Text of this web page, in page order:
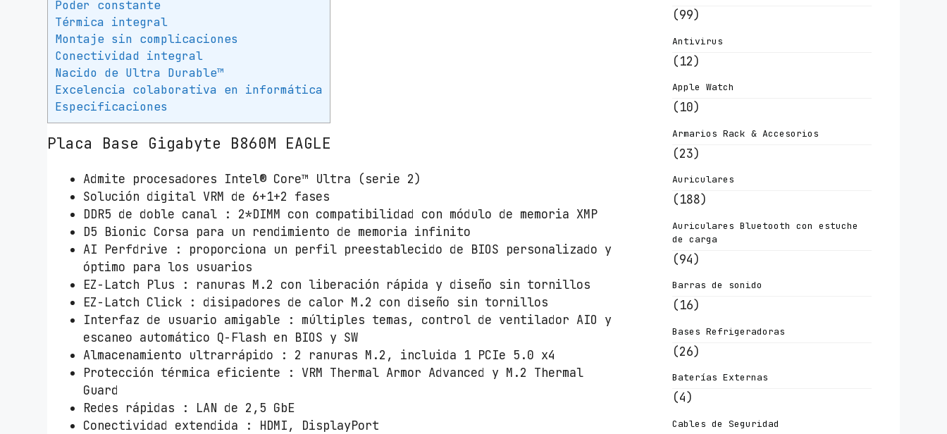
S
c
k
e
1
8
5
1
/
M
r
Poder constante
Térmica integral
Montaje sin complicaciones
Conectividad integral
Nacido de Ultra Durable™
Excelencia colaborativa en informática
Especificaciones
Placa Base Gigabyte B860M EAGLE
Admite procesadores Intel® Core™ Ultra (serie 2)
Solución digital VRM de 6+1+2 fases
DDR5 de doble canal : 2*DIMM con compatibilidad con módulo de memoria XMP
D5 Bionic Corsa para un rendimiento de memoria infinito
AI Perfdrive : proporciona un perfil preestablecido de BIOS personalizado y
óptimo para los usuarios
EZ-Latch Plus : ranuras M.2 con liberación rápida y diseño sin tornillos
EZ-Latch Click : disipadores de calor M.2 con diseño sin tornillos
Interfaz de usuario amigable : múltiples temas, control de ventilador AIO y
escaneo automático Q-Flash en BIOS y SW
Almacenamiento ultrarrápido : 2 ranuras M.2, incluida 1 PCIe 5.0 x4
Protección térmica eficiente : VRM Thermal Armor Advanced y M.2 Thermal
Guard
Redes rápidas : LAN de 2,5 GbE
Conectividad extendida : HDMI, DisplayPort
(99)
Antivirus
(12)
Apple Watch
(10)
Armarios Rack & Accesorios
(23)
Auriculares
(188)
Auriculares Bluetooth con estuche
de carga
(94)
Barras de sonido
(16)
Bases Refrigeradoras
(26)
Baterías Externas
(4)
Cables de Seguridad